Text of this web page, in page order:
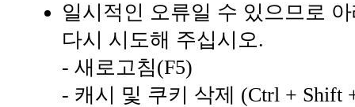
일시적인 오류일 수 있으므로
다시 시도해 주십시오.
- 새로고침(F5)
- 캐시 및 쿠키 삭제 (Ctrl + Shift